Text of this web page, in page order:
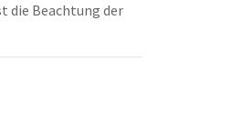
die Beachtung der